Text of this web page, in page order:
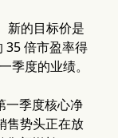
新的目标价是
35 倍市盈率得
季度的业绩。
一季度核心净
售势头正在放